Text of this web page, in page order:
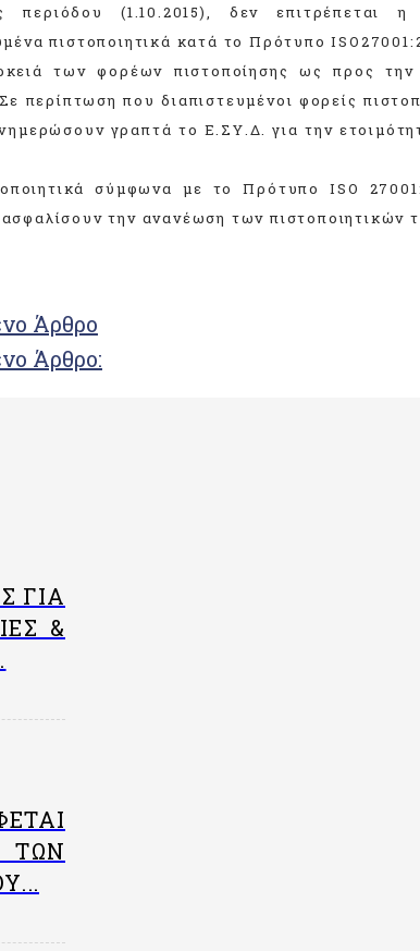
(1.10.2015), δεν επιτρέπεται
πιστοποιητικά κατά το Πρότυπο
των φορέων πιστοποίησης ως προς
περίπτωση που διαπιστευμένοι φορείς
γραπτά το Ε.ΣΥ.Δ. για την
σύμφωνα με το Πρότυπο ISO
την ανανέωση των πιστοποιητικών
Άρθρο
Άρθρο:
ΓΙΑ
&